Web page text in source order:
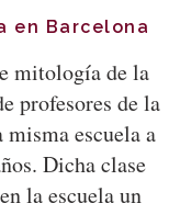
en Barcelona
mitología de la
profesores de la
escuela a
Dicha clase
la escuela un